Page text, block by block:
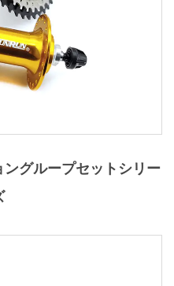
グループセットシリー